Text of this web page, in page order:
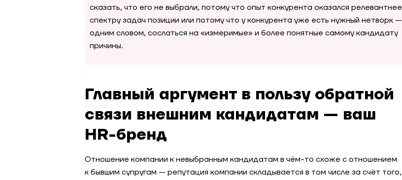
сказать, что его не выбрали, потому что опыт конкурента оказался релевантнее
спектру задач позиции или потому что у конкурента уже есть нужный нетворк —
одним словом, сослаться на «измеримые» и более понятные самому кандидату
причины.
Главный аргумент в пользу обратной
связи внешним кандидатам — ваш
HR-бренд
Отношение компании к невыбранным кандидатам в чём-то схоже с отношением
к бывшим супругам — репутация компании складывается в том числе за счёт того,